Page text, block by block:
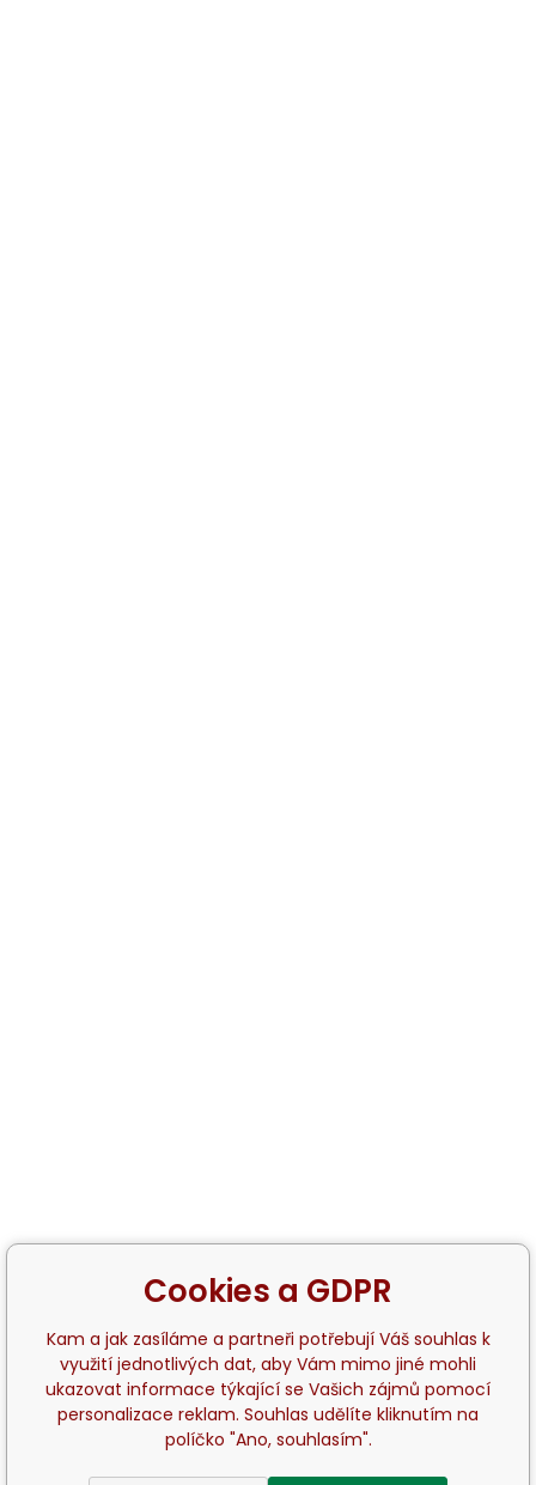
Cookies a GDPR
Kam a jak zasíláme a partneři potřebují Váš souhlas k
využití jednotlivých dat, aby Vám mimo jiné mohli
ukazovat informace týkající se Vašich zájmů pomocí
personalizace reklam. Souhlas udělíte kliknutím na
políčko "Ano, souhlasím".